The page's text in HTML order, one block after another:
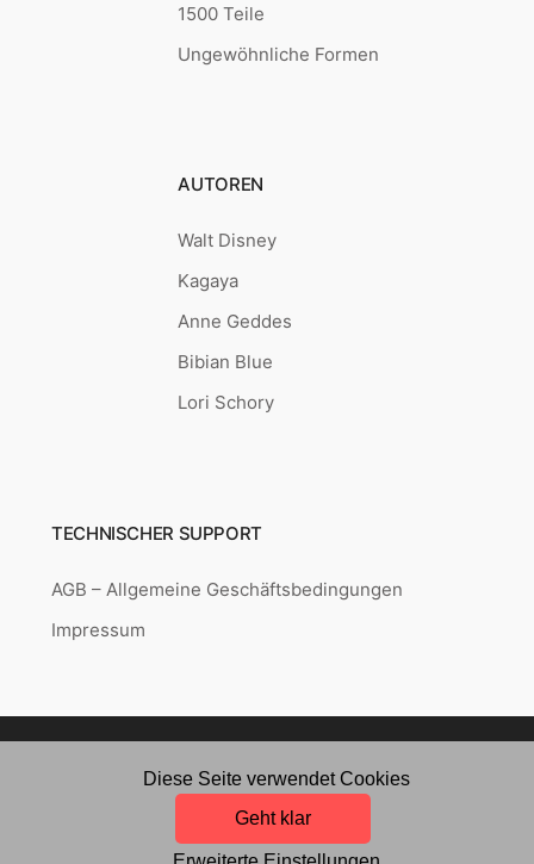
1500 Teile
Ungewöhnliche Formen
AUTOREN
Walt Disney
Kagaya
Anne Geddes
Bibian Blue
Lori Schory
TECHNISCHER SUPPORT
AGB – Allgemeine Geschäftsbedingungen
Impressum
Diese Seite verwendet Cookies
Geht klar